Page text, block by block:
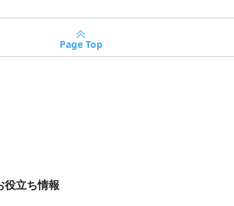
Page Top
役立ち情報